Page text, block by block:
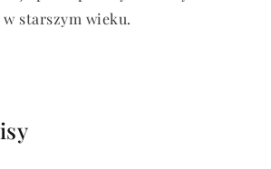
w starszym wieku.